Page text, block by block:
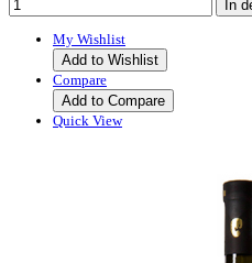
My Wishlist
Add to Wishlist
Compare
Add to Compare
Quick View